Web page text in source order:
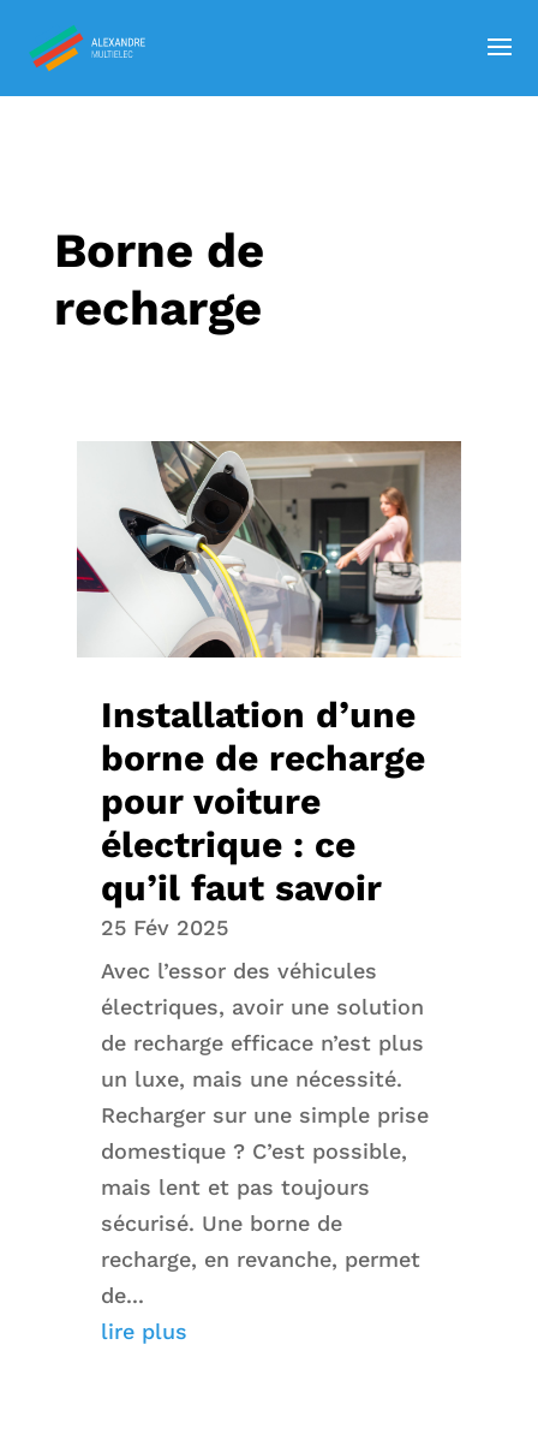
Borne de
recharge
Installation d’une
borne de recharge
pour voiture
électrique : ce
qu’il faut savoir
25 Fév 2025
Avec l’essor des véhicules
électriques, avoir une solution
de recharge efficace n’est plus
un luxe, mais une nécessité.
Recharger sur une simple prise
domestique ? C’est possible,
mais lent et pas toujours
sécurisé. Une borne de
recharge, en revanche, permet
de...
lire plus